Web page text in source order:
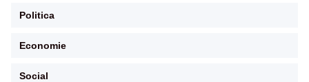
Politica
Economie
Social